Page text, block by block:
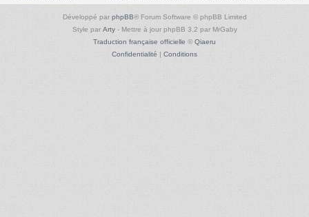
Développé par phpBB® Forum Software © phpBB Limited
Style par Arty- Mettre à jour phpBB 3.2 par MrGaby
Traduction française officielle © Qiaeru
Confidentialité | Conditions